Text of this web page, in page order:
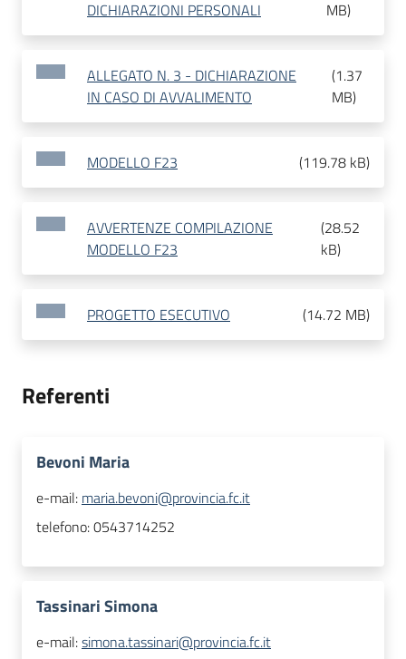
DICHIARAZIONI PERSONALI MB)
ALLEGATO N. 3 - DICHIARAZIONE
IN CASO DI AVVALIMENTO
(1.37
MB)
MODELLO F23 (119.78 kB)
AVVERTENZE COMPILAZIONE
MODELLO F23
(28.52
kB)
PROGETTO ESECUTIVO (14.72 MB)
Referenti
Bevoni Maria
e-mail: maria.bevoni@provincia.fc.it
telefono:0543714252
Tassinari Simona
e-mail:simona.tassinari@provincia.fc.it